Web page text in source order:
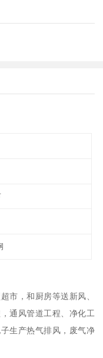
市，和厨房等送新风、
通风管道工程、净化工
生产热气排风，废气净